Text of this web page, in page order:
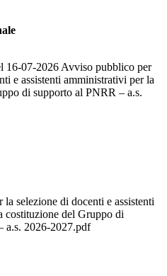
16-07-2026 Avviso pubblico per
e assistenti amministrativi per la
di supporto al PNRR – a.s.
selezione di docenti e assistenti
costituzione del Gruppo di
a.s. 2026-2027.pdf